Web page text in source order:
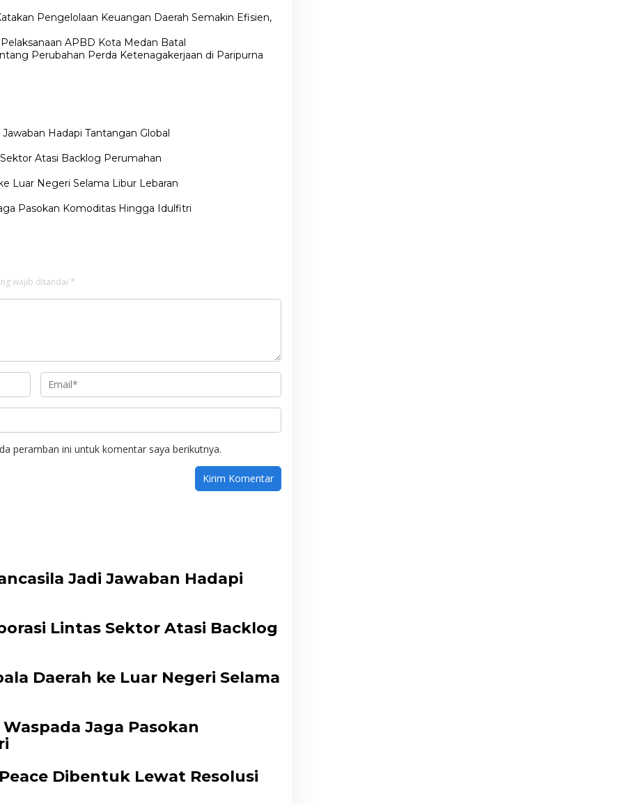
Pengelolaan Keuangan Daerah Semakin Efisien,
APBD Kota Medan Batal
Perubahan Perda Ketenagakerjaan di Paripurna
Hadapi Tantangan Global
Atasi Backlog Perumahan
Luar Negeri Selama Libur Lebaran
Pasokan Komoditas Hingga Idulfitri
wajib ditandai *
peramban ini untuk komentar saya berikutnya.
Jadi Jawaban Hadapi
Lintas Sektor Atasi Backlog
Daerah ke Luar Negeri Selama
Jaga Pasokan
Dibentuk Lewat Resolusi